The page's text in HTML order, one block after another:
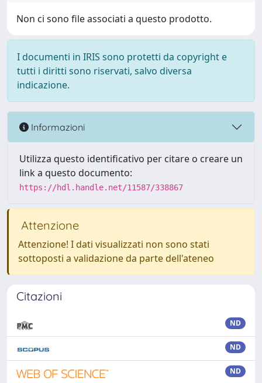
Non ci sono file associati a questo prodotto.
I documenti in IRIS sono protetti da copyright e
tutti i diritti sono riservati, salvo diversa
indicazione.
Informazioni
Utilizza questo identificativo per citare o creare un
link a questo documento:
https://hdl.handle.net/11587/338867
Attenzione
Attenzione! I dati visualizzati non sono stati
sottoposti a validazione da parte dell'ateneo
Citazioni
ND
ND
ND